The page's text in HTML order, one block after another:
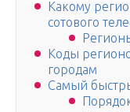
Какому
сотового
Коды
городам
Самый